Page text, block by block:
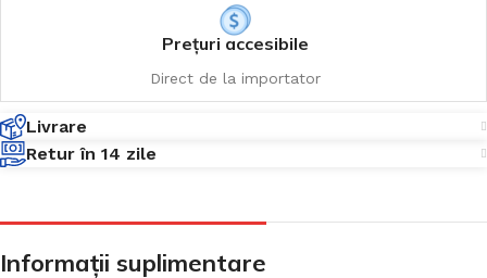
Prețuri accesibile
Direct de la importator
Livrare
Retur în 14 zile
Informații suplimentare